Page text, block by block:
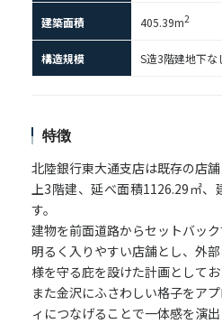
建築面積 405.39m2
構造規模 S造3階建地下な
特徴
北陸銀行東大通支店は既存の店
上3階建、延べ面積1126.29㎡、
す。
建物を前面道路からセットバッ
明るく入りやすい店舗とし、外
様を守る庇を設けた計画としてお
また金沢にふさわしい格子をア
ィにつなげることで一体感を演出